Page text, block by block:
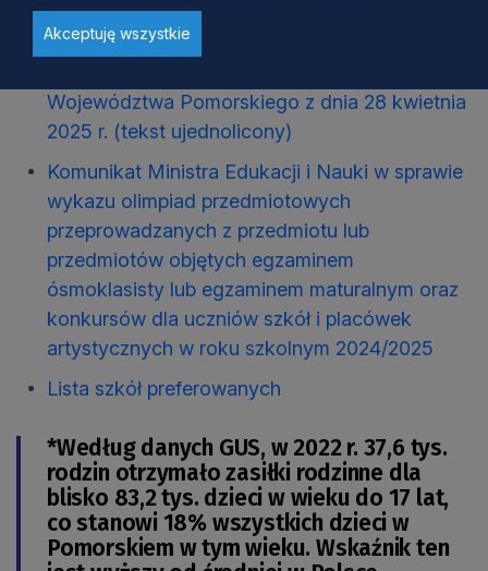
Nr 800/LXIV/24 Sejmiku Województwa
Pomorskiego z dnia 22 kwietnia 2024 r.
Województwa Pomorskiego z dnia 28 kwietnia
2025 r. (tekst ujednolicony)
Komunikat Ministra Edukacji i Nauki w sprawie
wykazu olimpiad przedmiotowych
przeprowadzanych z przedmiotu lub
przedmiotów objętych egzaminem
ósmoklasisty lub egzaminem maturalnym oraz
konkursów dla uczniów szkół i placówek
artystycznych w roku szkolnym 2024/2025
Lista szkół preferowanych
*Według danych GUS, w 2022 r. 37,6 tys.
rodzin otrzymało zasiłki rodzinne dla
blisko 83,2 tys. dzieci w wieku do 17 lat,
co stanowi 18% wszystkich dzieci w
Pomorskiem w tym wieku. Wskaźnik ten
Akceptuję wszystkie